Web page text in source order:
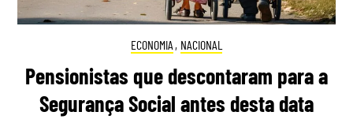
ECONOMIA , NACIONAL
Pensionistas que descontaram para a
Segurança Social antes desta data